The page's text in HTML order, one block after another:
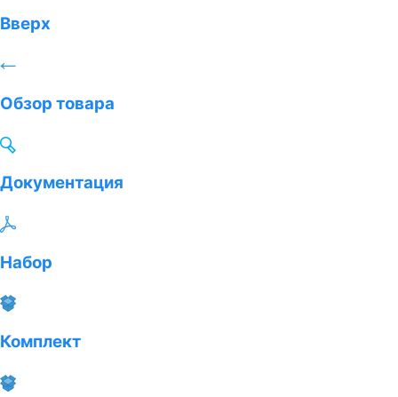
Вверх
Обзор товара
Документация
Набор
Комплект